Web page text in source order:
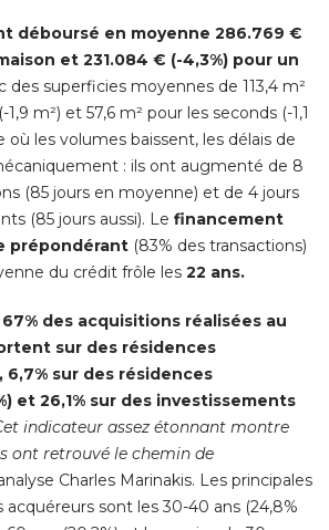
déboursé en moyenne 286.769 €
et 231.084 € (-4,3%) pour un
des superficies moyennes de 113,4 m²
m²) et 57,6 m² pour les seconds (-1,1
où les volumes baissent, les délais de
: ils ont augmenté de 8
(85 jours en moyenne) et de 4 jours
(85 jours aussi). Le financement
prépondérant (83% des transactions)
du crédit frôle les 22 ans.
67% des acquisitions réalisées au
sur des résidences
6,7% sur des résidences
et 26,1% sur des investissements
indicateur assez étonnant montre
ont retrouvé le chemin de
Charles Marinakis. Les principales
acquéreurs sont les 30-40 ans (24,8%